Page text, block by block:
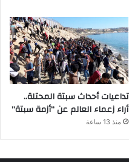
تداعيات أحداث سبتة المحتلة..
أراء زعماء العالم عن “أزمة سبتة”
منذ 13 ساعة